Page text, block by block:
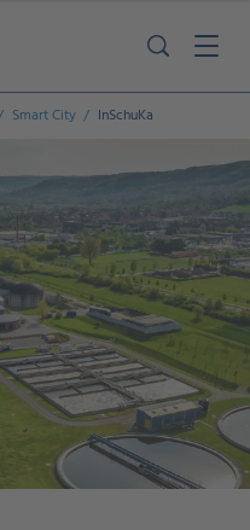
Smart City InSchuKa